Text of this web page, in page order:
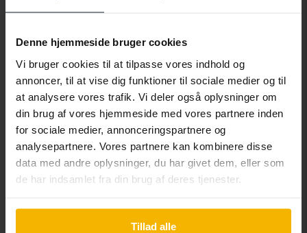
Denne hjemmeside bruger cookies
Vi bruger cookies til at tilpasse vores indhold og
annoncer, til at vise dig funktioner til sociale medier og til
at analysere vores trafik. Vi deler også oplysninger om
din brug af vores hjemmeside med vores partnere inden
for sociale medier, annonceringspartnere og
analysepartnere. Vores partnere kan kombinere disse
data med andre oplysninger, du har givet dem, eller som
de har indsamlet fra din brug af deres tjenester.
Tillad alle
Testet
Volkswagen Golf